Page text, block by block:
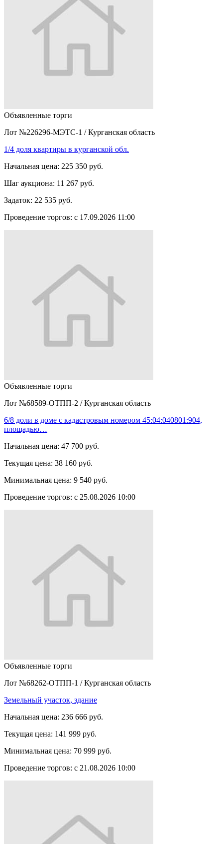
Объявленные торги
Лот №226296-МЭТС-1 / Курганская область
1/4 доля квартиры в курганской обл.
Начальная цена: 225 350 руб.
Шаг аукциона: 11 267 руб.
Задаток: 22 535 руб.
Проведение торгов: с 17.09.2026 11:00
Объявленные торги
Лот №68589-ОТПП-2 / Курганская область
6/8 доли в доме с кадастровым номером 45:04:040801:904,
площадью…
Начальная цена: 47 700 руб.
Текущая цена: 38 160 руб.
Минимальная цена: 9 540 руб.
Проведение торгов: с 25.08.2026 10:00
Объявленные торги
Лот №68262-ОТПП-1 / Курганская область
Земельный участок, здание
Начальная цена: 236 666 руб.
Текущая цена: 141 999 руб.
Минимальная цена: 70 999 руб.
Проведение торгов: с 21.08.2026 10:00